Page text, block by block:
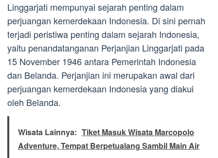
Linggarjati mempunyai sejarah penting dalam
perjuangan kemerdekaan Indonesia. Di sini pernah
terjadi peristiwa penting dalam sejarah Indonesia,
yaitu penandatanganan Perjanjian Linggarjati pada
15 November 1946 antara Pemerintah Indonesia
dan Belanda. Perjanjian ini merupakan awal dari
perjuangan kemerdekaan Indonesia yang diakui
oleh Belanda.
Wisata Lainnya: Tiket Masuk Wisata Marcopolo
Adventure, Tempat Berpetualang Sambil Main Air